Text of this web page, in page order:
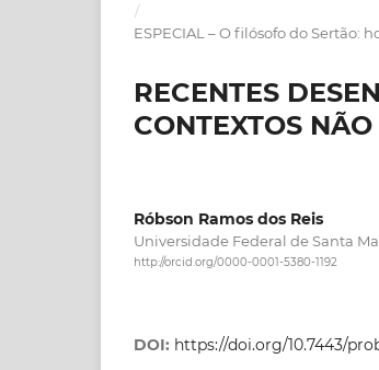
/
ESPECIAL – O filósofo do Sertão:
RECENTES
CONTEXTOS
Róbson Ramos dos Reis
Universidade Federal de Santa
http://orcid.org/0000-0001-5380-1192
DOI: https://doi.org/10.7443/